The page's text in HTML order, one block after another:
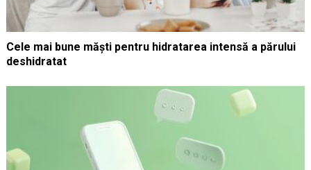
Cele mai bune măști pentru hidratarea intensă a părului
deshidratat